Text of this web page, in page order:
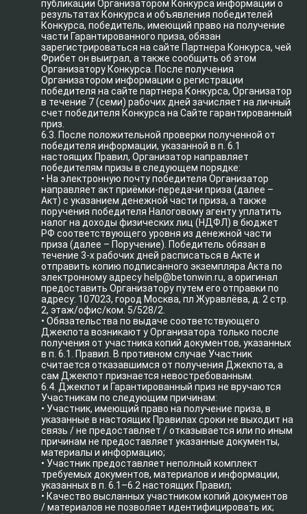
публикации Организатором Конкурса информации о
результатах Конкурса и объявления победителей
Конкурса, победитель, имеющий право на получение
части Гарантированного приза, обязан
зарегистрироваться на сайте Партнера Конкурса, чей
Фрибет он выиграл, а также сообщить об этом
Организатору Конкурса. После получения
Организатором информации о регистрации
победителя на сайте партнера Конкурса, Организатор
в течение 7 (семи) рабочих дней зачисляет на личный
счет победителя Конкурса на Сайте гарантированный
приз.
6.3. После положительной проверки полученной от
победителя информации, указанной в п. 6.1
настоящих Правил, Организатор направляет
победителям призы в следующем порядке:
• На электронную почту победителя Организатор
направляет акт приёмки-передачи приза (далее –
Акт) с указанием денежной части приза, а также
поручения победителя Налоговому агенту уплатить
налог на доходы физических лиц (НДФЛ) в бюджет
РФ соответствующего уровня из денежной части
приза (далее – Поручение). Победитель обязан в
течение 3-х рабочих дней расписаться в Акте и
отправить копию подписанного экземпляра Акта по
электронному адресу help@betonwin.ru, а оригинал
предоставить Организатору путем его отправки по
адресу: 107023, город Москва, пл Журавлёва, д. 2 стр.
2, этаж/офис/ком. 5/528/2.
• Обязательства по выдаче соответствующего
Джекпота возникают у Организатора только после
получения от участника копий документов, указанных
в п. 6.1. Правил. В противном случае Участник
считается отказавшимся от получения Джекпота, а
сам Джекпот признается невостребованным.
6.4. Джекпот и Гарантированный приз не вручаются
Участникам по следующим причинам:
• Участник, имеющий право на получение приза, в
указанные в настоящих Правилах сроки не выходит на
связь / не предоставляет / отказывается или по иным
причинам не предоставляет указанные документы,
материалы и информацию;
• Участник предоставляет неполный комплект
требуемых документов, материалов и информации,
указанных в п. 6.1–6.2 настоящих Правил;
• Качество высланных участником копий документов
/ материалов не позволяет идентифицировать их;